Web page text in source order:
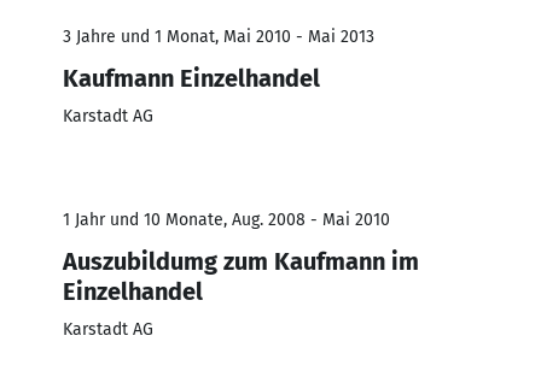
3 Jahre und 1 Monat, Mai 2010 - Mai 2013
Kaufmann Einzelhandel
Karstadt AG
1 Jahr und 10 Monate, Aug. 2008 - Mai 2010
Auszubildumg zum Kaufmann im
Einzelhandel
Karstadt AG